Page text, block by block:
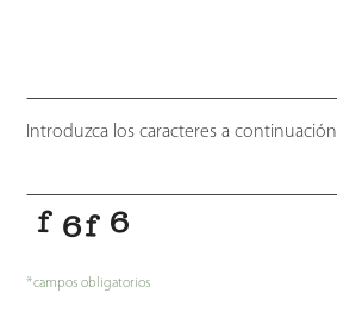
Your
Introduzca los caracteres a continuación
*campos obligatorios